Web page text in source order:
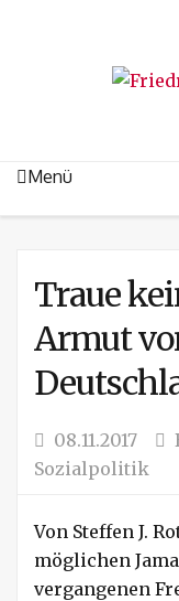
Menü
Traue
Armut
08.11.2017
Sozialpolitik
Von Steffen J.
möglichen
vergangenen